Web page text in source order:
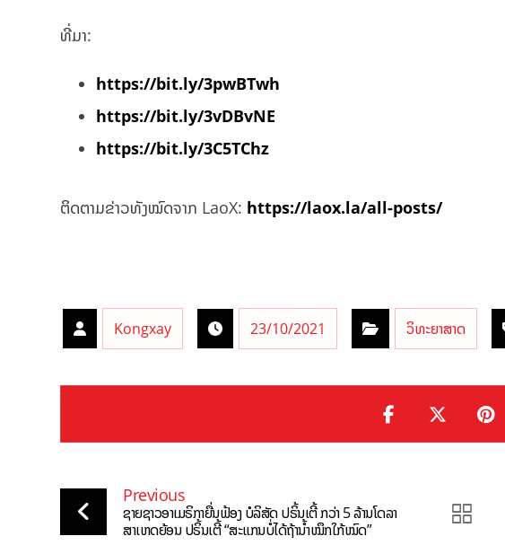
ທີ່ມາ:
https://bit.ly/3pwBTwh
https://bit.ly/3vDBvNE
https://bit.ly/3C5TChz
ຕິດຕາມຂ່າວທັງໝົດຈາກ LaoX: https://laox.la/all-posts/
Kongxay 23/10/2021 ວິທະຍາສາດ
Previous
ຊາຍຊາວອາເມຣິກາຍື່ນຟ້ອງ ບໍລິສັດ ປຣິ້ນເຕີ້ ກວ່າ 5 ລ້ານໂດລາ
ສາເຫດຍ້ອນ ປຣິ້ນເຕີ້ “ສະແກນບໍ່ໄດ້ຖ້ານ້ຳໝຶກໃກ້ໝົດ”